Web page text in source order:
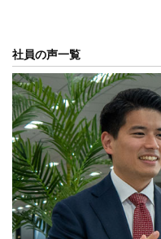
社員の声一覧